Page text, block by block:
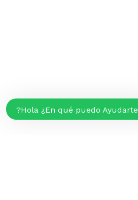
Hola ¿En qué puedo Ayudarte?